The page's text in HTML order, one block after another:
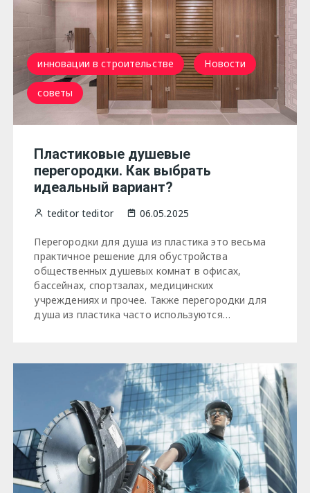
инновации в строительстве Новости
советы
Пластиковые душевые
перегородки. Как выбрать
идеальный вариант?
teditor teditor 06.05.2025
Перегородки для душа из пластика это весьма
практичное решение для обустройства
общественных душевых комнат в офисах,
бассейнах, спортзалах, медицинских
учреждениях и прочее. Также перегородки для
душа из пластика часто используются…